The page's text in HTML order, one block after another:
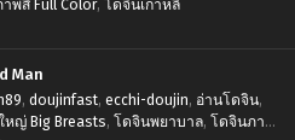
พสี Full Color, โดจินเกาหลี
Man
, doujinfast, ecchi-doujin, อ่านโดจิน,
ญ่ Big Breasts, โดจินพยาบาล, โดจินภาพ